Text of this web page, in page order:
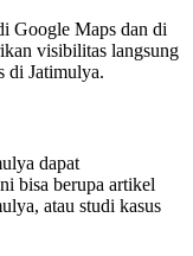
Google Maps dan di
visibilitas langsung
di Jatimulya.
dapat
bisa berupa artikel
atau studi kasus